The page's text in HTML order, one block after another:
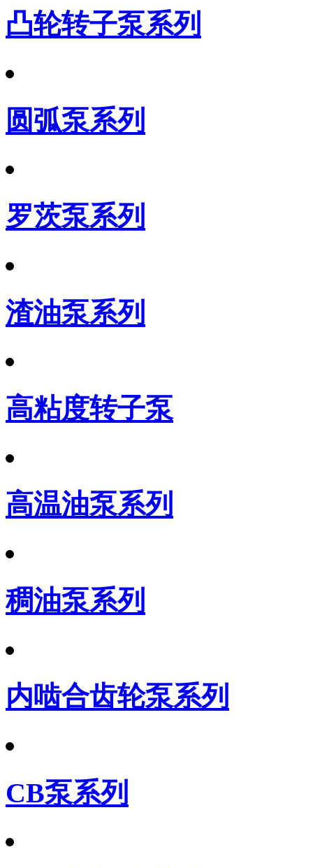
凸轮转子泵系列
圆弧泵系列
罗茨泵系列
渣油泵系列
高粘度转子泵
高温油泵系列
稠油泵系列
内啮合齿轮泵系列
CB泵系列